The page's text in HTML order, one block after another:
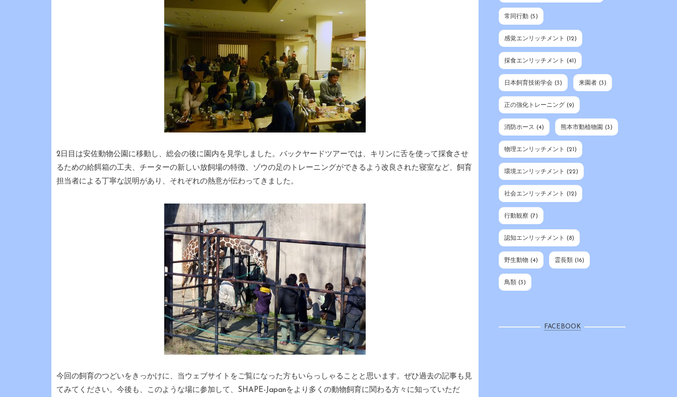
2日目は安佐動物公園に移動し、総会の後に園内を見学しました。バックヤードツアーでは、キリンに舌を使って採食させ
るための給餌箱の工夫、チーターの新しい放飼場の特徴、ゾウの足のトレーニングができるよう改良された寝室など、飼育
担当者による丁寧な説明があり、それぞれの熱意が伝わってきました。
今回の飼育のつどいをきっかけに、当ウェブサイトをご覧になった方もいらっしゃることと思います。ぜひ過去の記事も見
てみてください。今後も、このような場に参加して、SHAPE-Japanをより多くの動物飼育に関わる方々に知っていただ
常同行動 (5)
感覚エンリッチメント (12)
採食エンリッチメント (41)
日本飼育技術学会 (3) 来園者 (3)
正の強化トレーニング (9)
消防ホース (4) 熊本市動植物園 (3)
物理エンリッチメント (21)
環境エンリッチメント (22)
社会エンリッチメント (12)
行動観察 (7)
認知エンリッチメント (8)
野生動物 (4) 霊長類 (16)
鳥類 (3)
FACEBOOK